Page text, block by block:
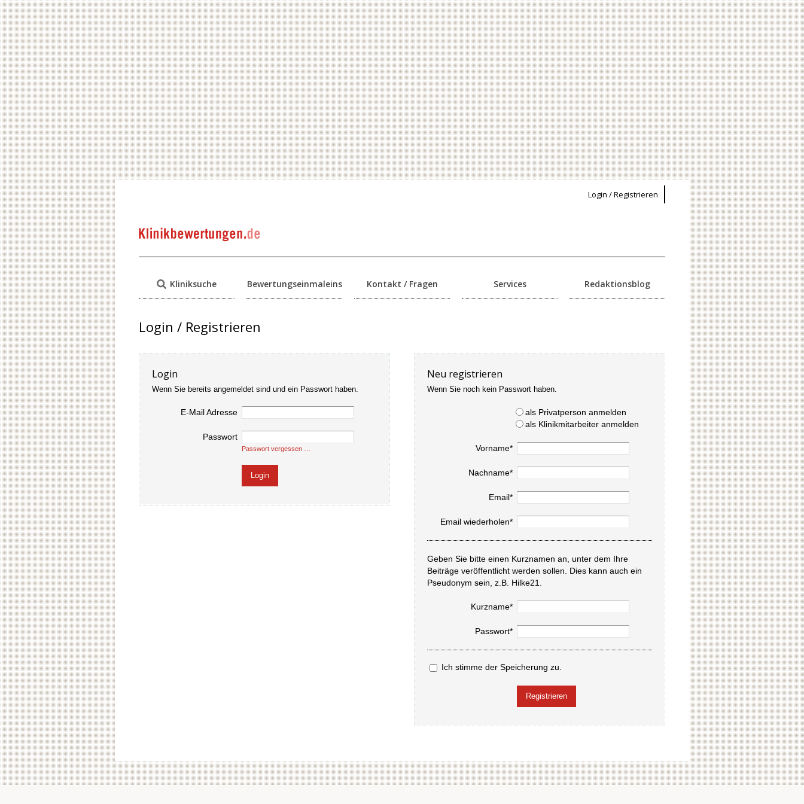
Login / Registrieren
Kliniksuche Bewertungseinmaleins Kontakt / Fragen Services Redaktionsblog
Login / Registrieren
Login
Wenn Sie bereits angemeldet sind und ein Passwort haben.
E-Mail Adresse
Passwort
Passwort vergessen …
Neu registrieren
Wenn Sie noch kein Passwort haben.
als Privatperson anmelden
als Klinikmitarbeiter anmelden
Vorname*
Nachname*
Email*
Email wiederholen*
Geben Sie bitte einen Kurznamen an, unter dem Ihre
Beiträge veröffentlicht werden sollen. Dies kann auch ein
Pseudonym sein, z.B. Hilke21.
Kurzname*
Passwort*
Ich stimme der Speicherung zu.